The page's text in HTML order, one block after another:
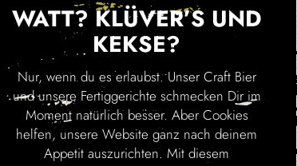
WATT? KLÜVER’S UND
KEKSE?
Nur, wenn du es erlaubst. Unser Craft Bier
und unsere Fertiggerichte schmecken Dir im
Moment natürlich besser. Aber Cookies
helfen, unsere Website ganz nach deinem
Appetit auszurichten. Mit diesem